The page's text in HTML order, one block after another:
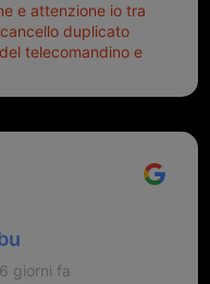
e attenzione io tra
duplicato
telecomandino e
prorietario il signor
6 giorni fa